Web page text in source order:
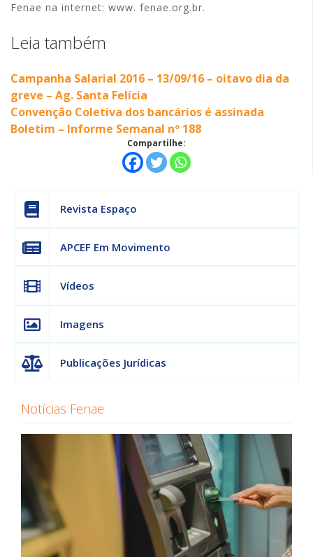
Fenae na internet: www. fenae.org.br.
Leia também
Campanha Salarial 2016 – 13/09/16 – oitavo dia da
greve – Ag. Santa Felícia
Convenção Coletiva dos bancários é assinada
Boletim – Informe Semanal nº 188
Compartilhe:
Revista Espaço
APCEF Em Movimento
Vídeos
Imagens
Publicações Jurídicas
Notícias Fenae